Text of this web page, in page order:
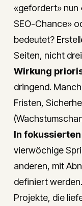
«gefordert» nun
SEO-Chance»
bedeutet?
Seiten, nicht
Wirkung
dringend.
Fristen,
In
vierwöchige
anderen, mit
definiert
Projekte, die